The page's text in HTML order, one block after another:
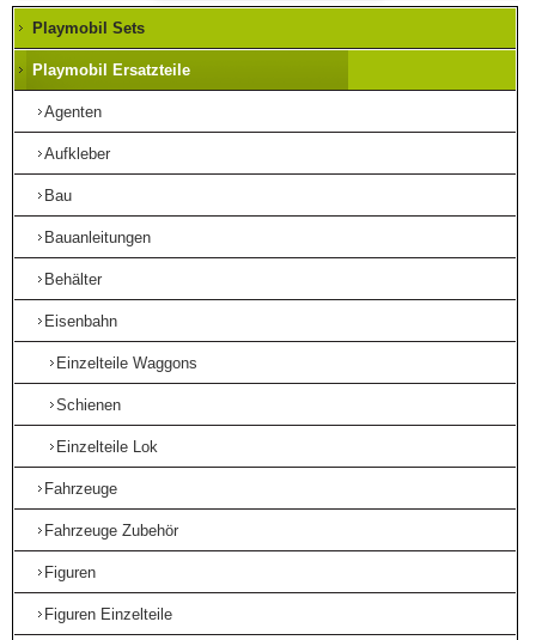
Playmobil Sets
Playmobil Ersatzteile
Agenten
Aufkleber
Bau
Bauanleitungen
Behälter
Eisenbahn
Einzelteile Waggons
Schienen
Einzelteile Lok
Fahrzeuge
Fahrzeuge Zubehör
Figuren
Figuren Einzelteile